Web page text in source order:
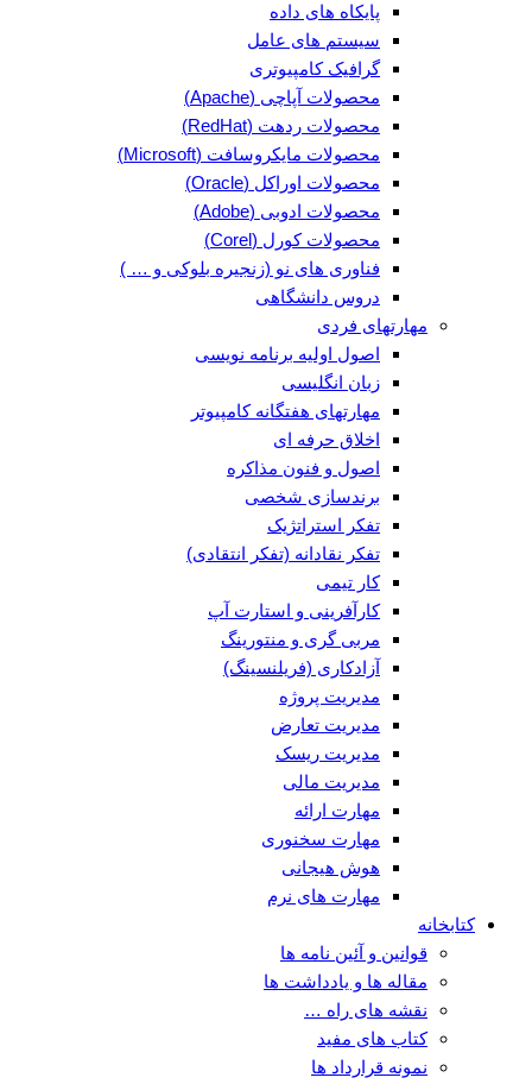
پایکاه های داده
سیستم های عامل
گرافیک کامپیوتری
محصولات آپاچی (Apache)
محصولات ردهت (RedHat)
محصولات مایکروسافت (Microsoft)
محصولات اوراکل (Oracle)
محصولات ادوبی (Adobe)
محصولات کورل (Corel)
فناوری های نو (زنجیره بلوکی و … )
دروس دانشگاهی
مهارتهای فردی
اصول اولیه برنامه نویسی
زبان انگلیسی
مهارتهای هفتگانه کامپیوتر
اخلاق حرفه ای
اصول و فنون مذاکره
برندسازی شخصی
تفکر استراتژیک
تفکر نقادانه (تفکر انتقادی)
کار تیمی
کارآفرینی و استارت آپ
مربی گری و منتورینگ
آزادکاری (فریلنسینگ)
مدیریت پروژه
مدیریت تعارض
مدیریت ریسک
مدیریت مالی
مهارت ارائه
مهارت سخنوری
هوش هیجانی
مهارت های نرم
کتابخانه
قوانین و آئین نامه ها
مقاله ها و یادداشت ها
نقشه های راه …
کتاب های مفید
نمونه قرارداد ها